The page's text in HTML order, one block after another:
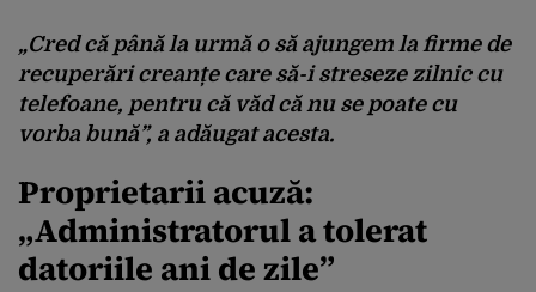
„Cred că până la urmă o să ajungem la firme de
recuperări creanțe care să-i streseze zilnic cu
telefoane, pentru că văd că nu se poate cu
vorba bună”, a adăugat acesta.
Proprietarii acuză:
„Administratorul a tolerat
datoriile ani de zile”